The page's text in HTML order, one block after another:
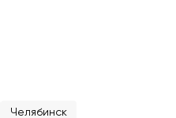
Челябинск